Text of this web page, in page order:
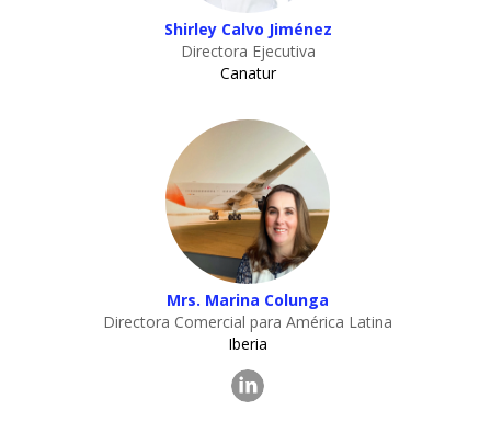
Shirley Calvo Jiménez
Directora Ejecutiva
Canatur
Mrs. Marina Colunga
Directora Comercial para América Latina
Iberia